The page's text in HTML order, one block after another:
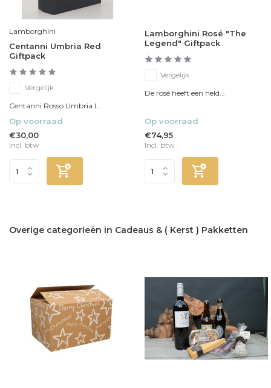
Lamborghini
Centanni Umbria Red
Giftpack
Vergelijk
Centanni Rosso Umbria I...
Op voorraad
€30,00
Incl. btw
Lamborghini Rosé "The
Legend" Giftpack
Vergelijk
De rosé heeft een held...
Op voorraad
€74,95
Incl. btw
Overige categorieën in Cadeaus & ( Kerst ) Pakketten